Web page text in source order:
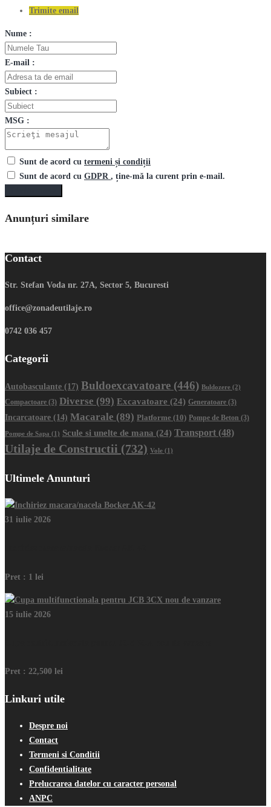
Trimite email
Nume :
E-mail :
Subiect :
MSG :
Sunt de acord cu termeni și condiții
Sunt de acord cu GDPR , ține-mă la curent prin e-mail.
Anunțuri similare
Contact
Str. Stefan Voda nr. 27A, Sector 5, Bucuresti
office@zonadeutilaje.ro
0742 036 457
Categorii
Autobasculante (17) Buldoexcavatoare (446) Buldozere (2)
Compactoare (3) Diverse (99) Excavatoare (24) Generatoare (3)
Incarcatoare (14) Macarale (89) Platforme (10) Pompe de Beton (3)
Pompe de Sapa (1) Scule si unelte de mana (24) Transport (48)
Utilaje de Constructii (732) Vole (1)
Ultimele Anunturi
31 iulie 2026
Pret : 1 lei
15 iulie 2026
Pret : 22,500 lei
Linkuri utile
Despre noi
Contact
Termeni si Conditii
Confidentialitate
Prelucrarea datelor cu caracter personal
ANPC